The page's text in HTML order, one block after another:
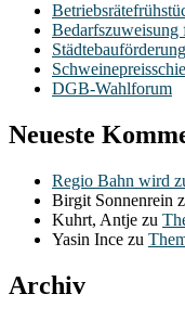
Bedarfszuweisung
DGB-Wahlforum
Neueste
Regio Bahn wird
Birgit Sonnenrein
Kuhrt, Antje zu
Yasin Ince zu
Archiv